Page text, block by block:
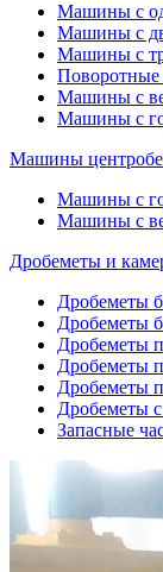
Машины с
Машины с
Машины с
Машины с
Машины с
Машины
Машины с
Машины с
Дробеметы и
Дробеметы
Дробеметы
Дробеметы
Дробеметы
Дробеметы
Дробеметы
Запасные